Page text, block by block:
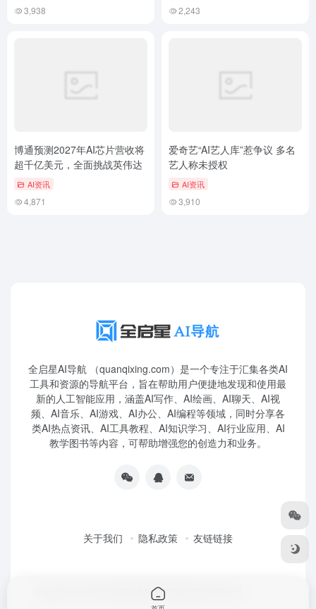
3,938 2,243
博通预测2027年AI芯片营收将
超千亿美元，全面挑战英伟达
AI资讯
4,871
爱奇艺“AI艺人库”惹争议 多名
艺人称未授权
AI资讯
3,910
全启星AI导航 （quanqixing.com）是一个专注于汇集各类AI
工具和资源的导航平台，旨在帮助用户便捷地发现和使用最
新的人工智能应用，涵盖AI写作、AI绘画、AI聊天、AI视
频、AI音乐、AI游戏、AI办公、AI编程等领域，同时分享各
类AI热点资讯、AI工具教程、AI知识学习、AI行业应用、AI
教学图书等内容，可帮助增强您的创造力和业务。
关于我们 隐私政策 友链链接
全启星AI导航鲁ICP备2023010227号